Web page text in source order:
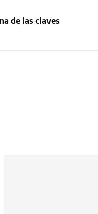
de las claves